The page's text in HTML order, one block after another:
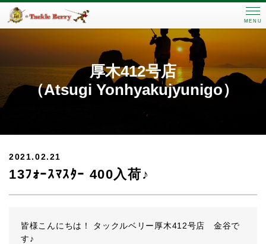
MENU
厚木412号店
（Atsugi Yonhyakujyunigo）
2021.02.21
13ﾌｫｰｽﾏｽﾀｰ 400入荷♪
皆様こんにちは！ タックルベリー厚木412号店 金谷で
す♪